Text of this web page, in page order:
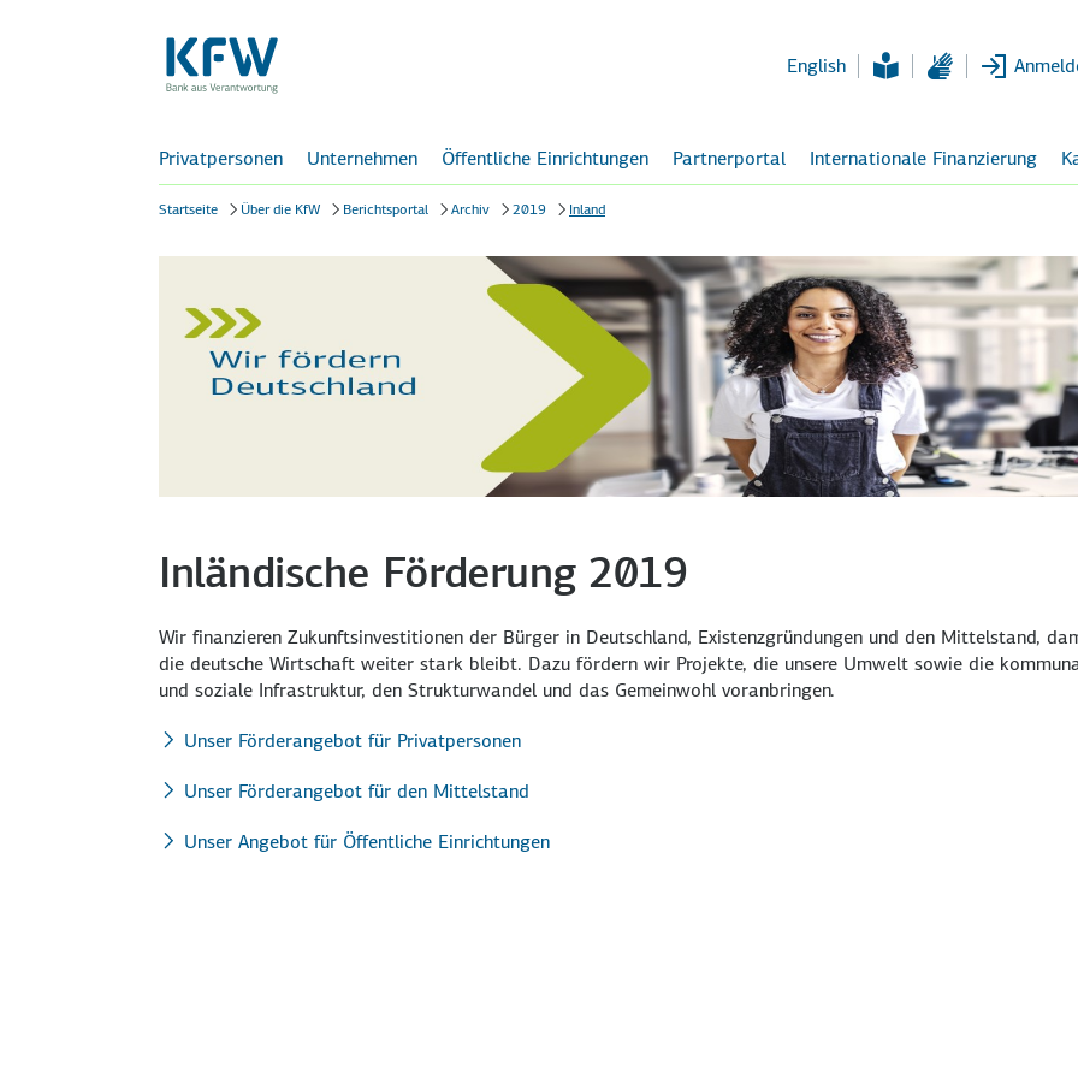
English
Privatpersonen Unternehmen Öffentliche Einrichtungen Partnerportal Internationale Finanzierung
Startseite Über die KfW Berichtsportal Archiv 2019 Inland
Inländische Förderung 2019
Wir finanzieren Zukunftsinvestitionen der Bürger in Deutschland, Existenzgründungen und den Mittelstand,
die deutsche Wirtschaft weiter stark bleibt. Dazu fördern wir Projekte, die unsere Umwelt sowie die
und soziale Infrastruktur, den Strukturwandel und das Gemeinwohl voranbringen.
Unser Förderangebot für Privatpersonen
Unser Förderangebot für den Mittelstand
Unser Angebot für Öffentliche Einrichtungen